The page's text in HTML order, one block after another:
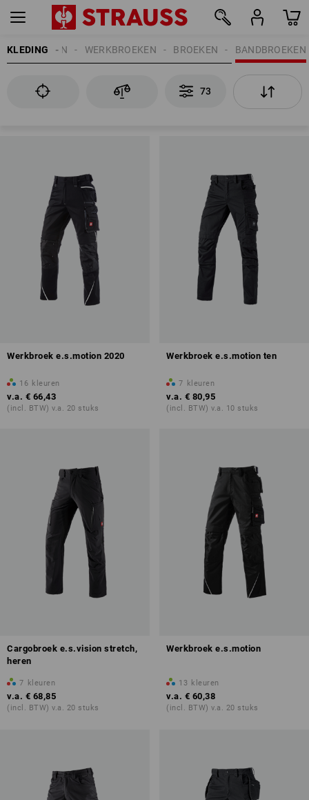
KLEDING BANDBROEKEN
BROEKEN
WERKBROEKEN
HEREN
73
Werkbroek e.s.motion 2020
16 kleuren
v.a. € 66,43
(incl. BTW) v.a. 20 stuks
Werkbroek e.s.motion ten
7 kleuren
v.a. € 80,95
(incl. BTW) v.a. 10 stuks
Cargobroek e.s.vision stretch,
heren
7 kleuren
v.a. € 68,85
(incl. BTW) v.a. 20 stuks
Werkbroek e.s.motion
13 kleuren
v.a. € 60,38
(incl. BTW) v.a. 20 stuks